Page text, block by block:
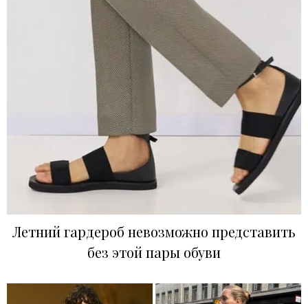
Летний гардероб невозможно представить
без этой пары обуви